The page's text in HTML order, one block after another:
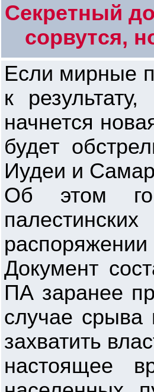
Секретный
сорвутся,
Если мирные
к
начнется
будет
Иудеи и
Об этом
распоряжении
Документ
ПА заранее
случае
захватить
настоящее